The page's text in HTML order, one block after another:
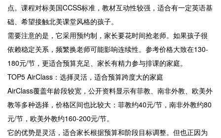
点。课程对标美国CCSS标准，教材互动性较强，适合有一定英语基
础、希望接触北美课堂风格的孩子。
需要注意的是，它采用预约制，家长要花时间抢老师。如果孩子很
依赖稳定关系，频繁换老师可能影响连续性。参考价格大致在130-
180元/节，更适合预算充足、家长有精力参与排课的家庭。
TOP5 AirClass：选择灵活，适合预算跨度大的家庭
AirClass覆盖年龄段较宽，公开资料显示有菲教、南非外教、欧美外
教等多种选择，价格区间也比较大：菲教约40元/节，南非外教约80
元/节，欧美外教约160-200元/节。
它的优势是灵活，适合家长根据预算和阶段目标调整。但也正因为